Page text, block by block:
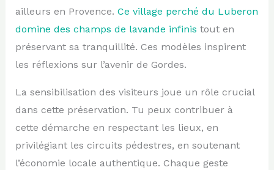
ailleurs en Provence. Ce village perché du Luberon
domine des champs de lavande infinis tout en
préservant sa tranquillité. Ces modèles inspirent
les réflexions sur l’avenir de Gordes.
La sensibilisation des visiteurs joue un rôle crucial
dans cette préservation. Tu peux contribuer à
cette démarche en respectant les lieux, en
privilégiant les circuits pédestres, en soutenant
l’économie locale authentique. Chaque geste